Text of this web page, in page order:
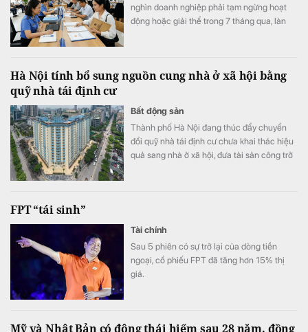
nghìn doanh nghiệp phải tạm ngừng hoạt
động hoặc giải thể trong 7 tháng qua, làn
với cùng kỳ năm trước.
Hà Nội tính bổ sung nguồn cung nhà ở xã hội bằng
quỹ nhà tái định cư
Bất động sản
Thành phố Hà Nội đang thúc đẩy chuyển
đổi quỹ nhà tái định cư chưa khai thác hiệu
quả sang nhà ở xã hội, đưa tài sản công trở
FPT “tái sinh”
Tài chính
Sau 5 phiên có sự trở lại của dòng tiền
ngoại, cổ phiếu FPT đã tăng hơn 15% thị
giá.
Mỹ và Nhật Bản có động thái hiếm sau 28 năm, đồng